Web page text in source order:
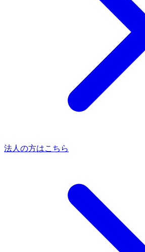
法人の方はこちら